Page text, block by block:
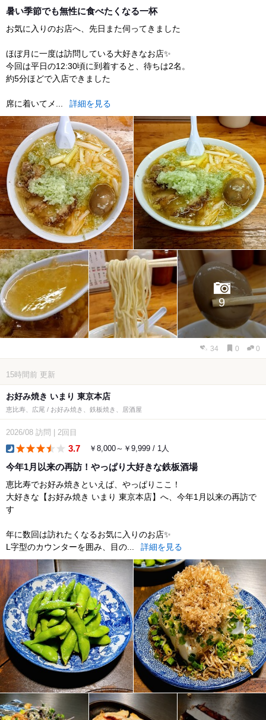
暑い季節でも無性に食べたくなる一杯
お気に入りのお店へ、先日また伺ってきました
ほぼ月に一度は訪問している大好きなお店✨
今回は平日の12:30頃に到着すると、待ちは2名。
約5分ほどで入店できました
席に着いてメ... 詳細を見る
9
34 0 0
15時間前 更新
お好み焼き いまり 東京本店
恵比寿、広尾 / お好み焼き、鉄板焼き、居酒屋
2026/08 訪問 2回目
3.7 ￥8,000～￥9,999 / 1人
今年1月以来の再訪！やっぱり大好きな鉄板酒場
恵比寿でお好み焼きといえば、やっぱりここ！
大好きな【お好み焼き いまり 東京本店】へ、今年1月以来の再訪で
す
年に数回は訪れたくなるお気に入りのお店✨
L字型のカウンターを囲み、目の...
詳細を見る